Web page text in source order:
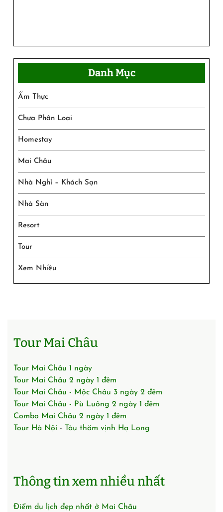
Danh Mục
Ẩm Thực
Chưa Phân Loại
Homestay
Mai Châu
Nhà Nghỉ – Khách Sạn
Nhà Sàn
Resort
Tour
Xem Nhiều
Tour Mai Châu
Tour Mai Châu 1 ngày
Tour Mai Châu 2 ngày 1 đêm
Tour Mai Châu - Mộc Châu 3 ngày 2 đêm
Tour Mai Châu - Pù Luông 2 ngày 1 đêm
Combo Mai Châu 2 ngày 1 đêm
Tour Hà Nội - Tàu thăm vịnh Hạ Long
Thông tin xem nhiều nhất
Điểm du lịch đẹp nhất ở Mai Châu